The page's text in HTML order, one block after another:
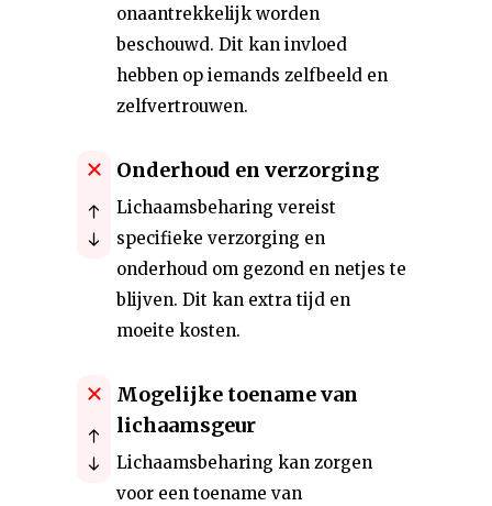
onaantrekkelijk worden
beschouwd. Dit kan invloed
hebben op iemands zelfbeeld en
zelfvertrouwen.
Onderhoud en verzorging
Lichaamsbeharing vereist
specifieke verzorging en
onderhoud om gezond en netjes te
blijven. Dit kan extra tijd en
moeite kosten.
Mogelijke toename van
lichaamsgeur
Lichaamsbeharing kan zorgen
voor een toename van